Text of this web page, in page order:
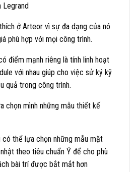
Legrand
ở Arteor vì sự đa dạng của nó
phù hợp với mọi công trình.
điểm mạnh riêng là tính linh hoạt
với nhau giúp cho việc sử ký kỹ
quả trong công trình.
chọn mình những mẫu thiết kế
có thể lựa chọn những mẫu mặt
theo tiêu chuẩn Ý để cho phù
bài trí được bắt mắt hơn